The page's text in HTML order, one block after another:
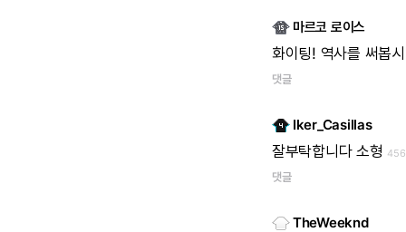
마르코 로이스
화이팅! 역사를 써봅
댓글
Iker_Casillas
잘부탁합니다 소형 456
댓글
TheWeeknd